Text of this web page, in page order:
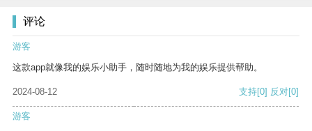
评论
游客
这款app就像我的娱乐小助手，随时随地为我的娱乐提供帮助。
2024-08-12 支持[0] 反对[0]
游客